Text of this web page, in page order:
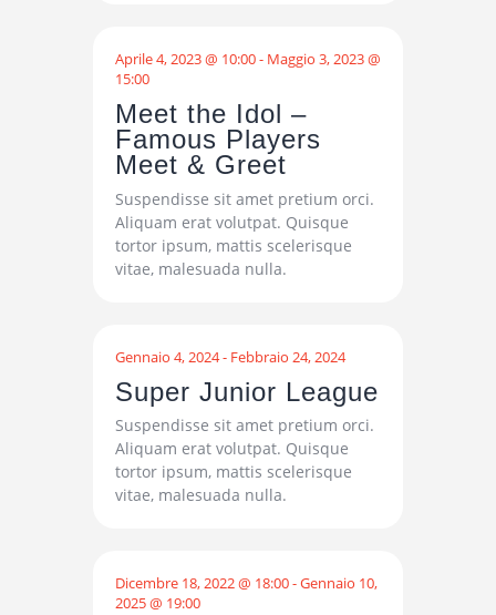
Aprile 4, 2023 @ 10:00- Maggio 3, 2023 @
15:00
Meet the Idol –
Famous Players
Meet & Greet
Suspendisse sit amet pretium orci.
Aliquam erat volutpat. Quisque
tortor ipsum, mattis scelerisque
vitae, malesuada nulla.
Gennaio 4, 2024- Febbraio 24, 2024
Super Junior League
Suspendisse sit amet pretium orci.
Aliquam erat volutpat. Quisque
tortor ipsum, mattis scelerisque
vitae, malesuada nulla.
Dicembre 18, 2022 @ 18:00-Gennaio 10,
2025 @ 19:00